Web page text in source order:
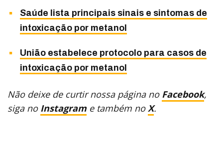
Saúde lista principais sinais e sintomas de
intoxicação por metanol
União estabelece protocolo para casos de
intoxicação por metanol
Não deixe de curtir nossa página no Facebook,
siga no Instagram e também noX.